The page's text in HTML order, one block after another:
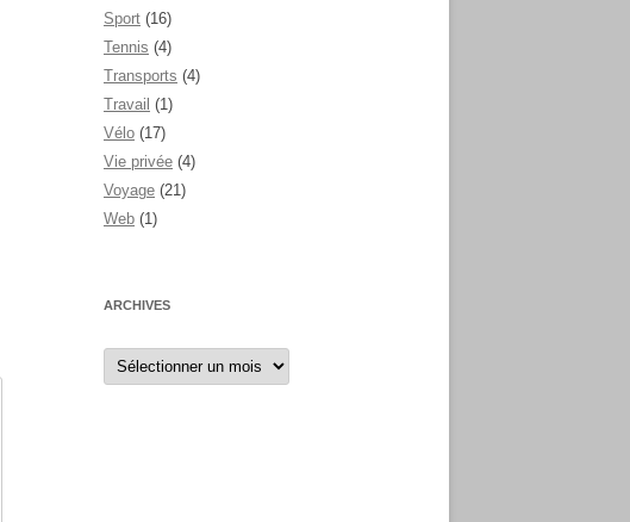
Sport (16)
Tennis (4)
Transports (4)
Travail (1)
Vélo (17)
Vie privée (4)
Voyage (21)
Web (1)
ARCHIVES
Archives